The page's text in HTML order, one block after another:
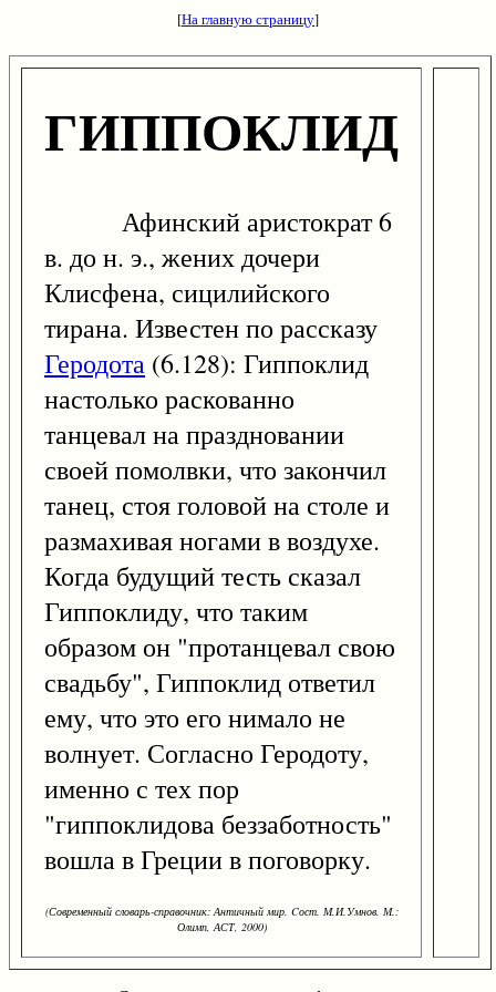
[На главную страницу]
ГИППОКЛИД
Афинский аристократ 6
в. до н. э., жених дочери
Клисфена, сицилийского
тирана. Известен по рассказу
Геродота (6.128): Гиппоклид
настолько раскованно
танцевал на праздновании
своей помолвки, что закончил
танец, стоя головой на столе и
размахивая ногами в воздухе.
Когда будущий тесть сказал
Гиппоклиду, что таким
образом он "протанцевал свою
свадьбу", Гиппоклид ответил
ему, что это его нимало не
волнует. Согласно Геродоту,
именно с тех пор
"гиппоклидова беззаботность"
вошла в Греции в поговорку.
(Современный словарь-справочник: Античный мир. Cост. М.И.Умнов. М.:
Олимп, АСТ, 2000)